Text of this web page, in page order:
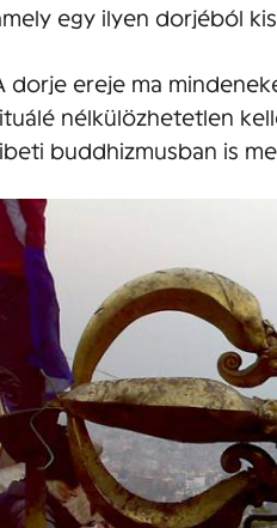
egy ilyen dorjéból
dorje ereje ma
nélkülözhetetlen
buddhizmusban is